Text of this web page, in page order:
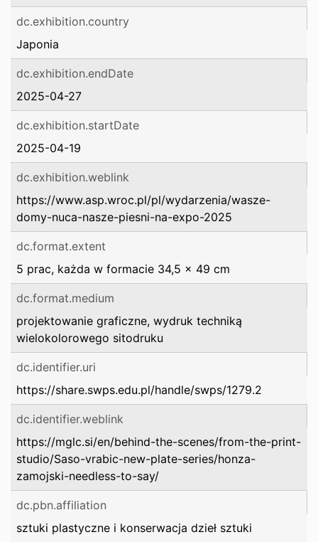
dc.exhibition.country
Japonia
dc.exhibition.endDate
2025-04-27
dc.exhibition.startDate
2025-04-19
dc.exhibition.weblink
https://www.asp.wroc.pl/pl/wydarzenia/wasze-
domy-nuca-nasze-piesni-na-expo-2025
dc.format.extent
5 prac, każda w formacie 34,5 x 49 cm
dc.format.medium
projektowanie graficzne, wydruk techniką
wielokolorowego sitodruku
dc.identifier.uri
https://share.swps.edu.pl/handle/swps/1279.2
dc.identifier.weblink
https://mglc.si/en/behind-the-scenes/from-the-print-
studio/Saso-vrabic-new-plate-series/honza-
zamojski-needless-to-say/
dc.pbn.affiliation
sztuki plastyczne i konserwacja dzieł sztuki